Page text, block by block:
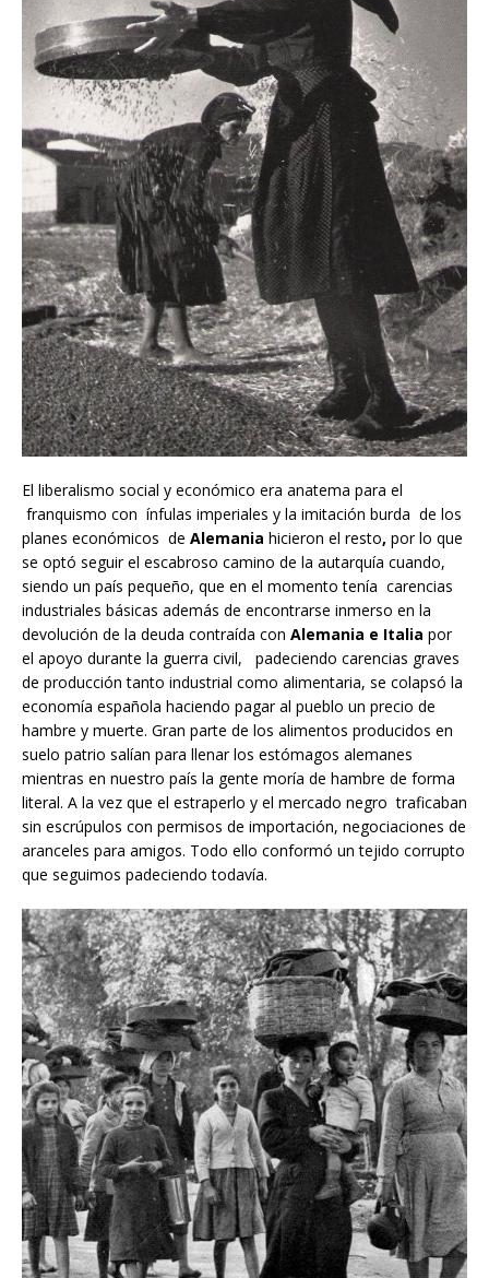
El liberalismo social y económico era anatema para el
franquismo con ínfulas imperiales y la imitación burda de los
planes económicos de Alemania hicieron el resto, por lo que
se optó seguir el escabroso camino de la autarquía cuando,
siendo un país pequeño, que en el momento tenía carencias
industriales básicas además de encontrarse inmerso en la
devolución de la deuda contraída con Alemania e Italia por
el apoyo durante la guerra civil, padeciendo carencias graves
de producción tanto industrial como alimentaria, se colapsó la
economía española haciendo pagar al pueblo un precio de
hambre y muerte. Gran parte de los alimentos producidos en
suelo patrio salían para llenar los estómagos alemanes
mientras en nuestro país la gente moría de hambre de forma
literal. A la vez que el estraperlo y el mercado negro traficaban
sin escrúpulos con permisos de importación, negociaciones de
aranceles para amigos. Todo ello conformó un tejido corrupto
que seguimos padeciendo todavía.